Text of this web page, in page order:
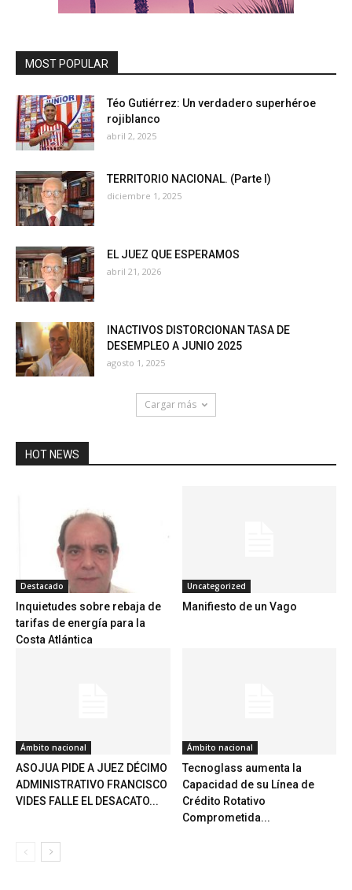
MOST POPULAR
Téo Gutiérrez: Un verdadero superhéroe
rojiblanco
abril 2, 2025
TERRITORIO NACIONAL. (Parte I)
diciembre 1, 2025
EL JUEZ QUE ESPERAMOS
abril 21, 2026
INACTIVOS DISTORCIONAN TASA DE
DESEMPLEO A JUNIO 2025
agosto 1, 2025
Cargar más
HOT NEWS
Destacado
Inquietudes sobre rebaja de
tarifas de energía para la
Costa Atlántica
Uncategorized
Manifiesto de un Vago
Ámbito nacional
ASOJUA PIDE A JUEZ DÉCIMO
ADMINISTRATIVO FRANCISCO
VIDES FALLE EL DESACATO...
Ámbito nacional
Tecnoglass aumenta la
Capacidad de su Línea de
Crédito Rotativo
Comprometida...